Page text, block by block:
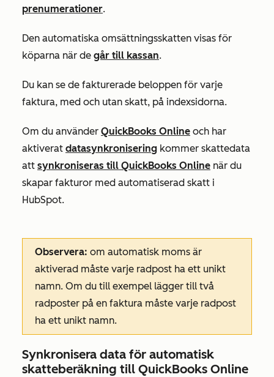
prenumerationer.
Den automatiska omsättningsskatten visas för
köparna när de går till kassan.
Du kan se de fakturerade beloppen för varje
faktura, med och utan skatt, på indexsidorna.
Om du använder QuickBooks Online och har
aktiverat datasynkronisering kommer skattedata
att synkroniseras till QuickBooks Online när du
skapar fakturor med automatiserad skatt i
HubSpot.
Observera: om automatisk moms är
aktiverad måste varje radpost ha ett unikt
namn. Om du till exempel lägger till två
radposter på en faktura måste varje radpost
ha ett unikt namn.
Synkronisera data för automatisk
skatteberäkning till QuickBooks Online